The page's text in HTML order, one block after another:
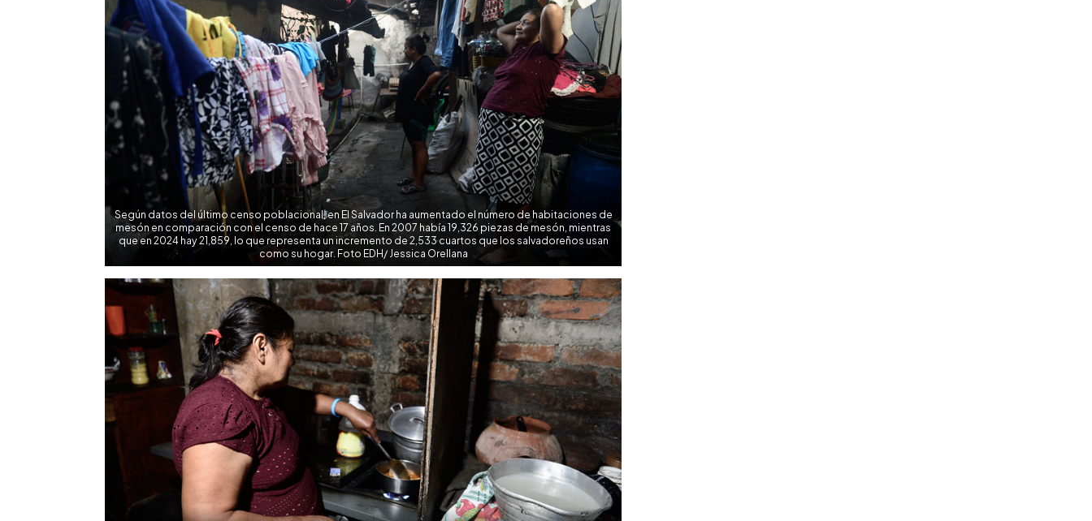
Según datos del último censo poblacional, en El Salvador ha aumentado el número de habitaciones de
mesón en comparación con el censo de hace 17 años. En 2007 había 19,326 piezas de mesón, mientras
que en 2024 hay 21,859, lo que representa un incremento de 2,533 cuartos que los salvadoreños usan
como su hogar. Foto EDH/ Jessica Orellana